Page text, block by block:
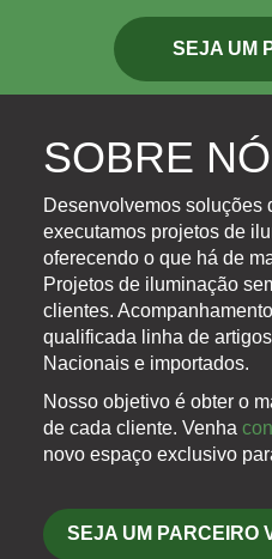
SEJA UM
SOBRE
Desenvolvemos soluções
executamos projetos de
oferecendo o que há de
Projetos de iluminação
clientes.
qualificada linha de
Nacionais e importados.
Nosso objetivo é obter o
de cada cliente. Venha
novo espaço exclusivo
SEJA UM PARCEIRO